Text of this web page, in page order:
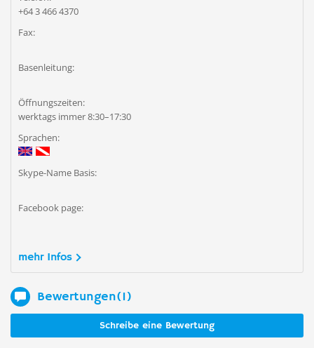
+64 3 466 4370
Fax:
Basenleitung:
Öffnungszeiten:
werktags immer 8:30–17:30
Sprachen:
Skype-Name Basis:
Facebook page:
mehr Infos
Bewertungen(1)
Schreibe eine Bewertung